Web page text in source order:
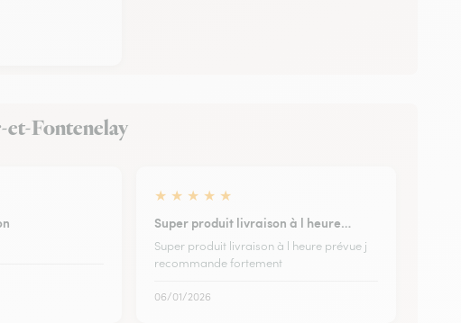
et-Fontenelay
★ ★ ★ ★ ★
Super produit livraison à l heure…
Super produit livraison à l heure prévue j
recommande fortement
06/01/2026